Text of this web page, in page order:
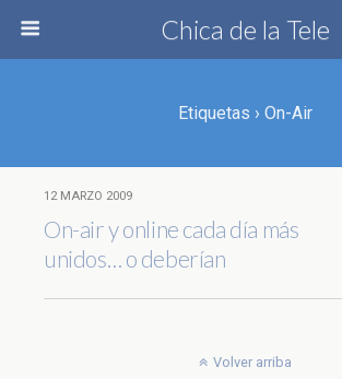
Chica de la Tele
Etiquetas › On-Air
12 MARZO 2009
On-air y online cada día más
unidos… o deberían
Volver arriba